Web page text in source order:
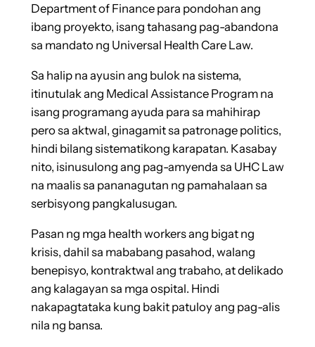
Department of Finance para pondohan ang
ibang proyekto, isang tahasang pag-abandona
sa mandato ng Universal Health Care Law.
Sa halip na ayusin ang bulok na sistema,
itinutulak ang Medical Assistance Program na
isang programang ayuda para sa mahihirap
pero sa aktwal, ginagamit sa patronage politics,
hindi bilang sistematikong karapatan. Kasabay
nito, isinusulong ang pag-amyenda sa UHC Law
na maalis sa pananagutan ng pamahalaan sa
serbisyong pangkalusugan.
Pasan ng mga health workers ang bigat ng
krisis, dahil sa mababang pasahod, walang
benepisyo, kontraktwal ang trabaho, at delikado
ang kalagayan sa mga ospital. Hindi
nakapagtataka kung bakit patuloy ang pag-alis
nila ng bansa.